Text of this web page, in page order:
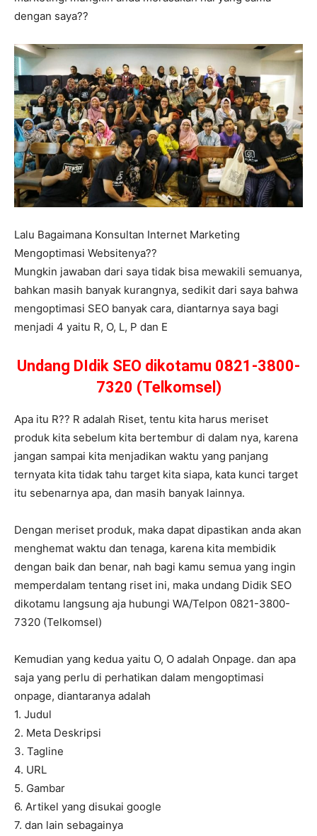
dengan saya??
Lalu Bagaimana Konsultan Internet Marketing
Mengoptimasi Websitenya??
Mungkin jawaban dari saya tidak bisa mewakili semuanya,
bahkan masih banyak kurangnya, sedikit dari saya bahwa
mengoptimasi SEO banyak cara, diantarnya saya bagi
menjadi 4 yaitu R, O, L, P dan E
Undang DIdik SEO dikotamu 0821-3800-
7320 (Telkomsel)
Apa itu R?? R adalah Riset, tentu kita harus meriset
produk kita sebelum kita bertembur di dalam nya, karena
jangan sampai kita menjadikan waktu yang panjang
ternyata kita tidak tahu target kita siapa, kata kunci target
itu sebenarnya apa, dan masih banyak lainnya.
Dengan meriset produk, maka dapat dipastikan anda akan
menghemat waktu dan tenaga, karena kita membidik
dengan baik dan benar, nah bagi kamu semua yang ingin
memperdalam tentang riset ini, maka undang Didik SEO
dikotamu langsung aja hubungi WA/Telpon 0821-3800-
7320 (Telkomsel)
Kemudian yang kedua yaitu O, O adalah Onpage. dan apa
saja yang perlu di perhatikan dalam mengoptimasi
onpage, diantaranya adalah
1. Judul
2. Meta Deskripsi
3. Tagline
4. URL
5. Gambar
6. Artikel yang disukai google
7. dan lain sebagainya